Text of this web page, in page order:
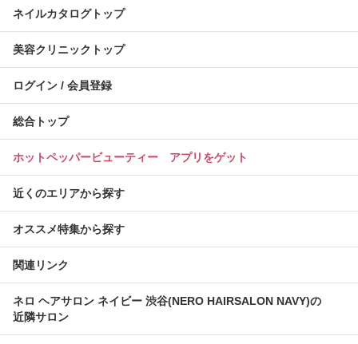
ネイルカタログトップ
美容クリニックトップ
ログイン / 会員登録
総合トップ
ホットペッパービューティー アプリをゲット
近くのエリアから探す
オススメ特集から探す
関連リンク
ネロ ヘアサロン ネイビー 渋谷(NERO HAIRSALON NAVY)の
近隣サロン